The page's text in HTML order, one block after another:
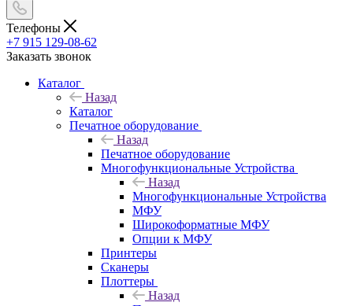
Телефоны
+7 915 129-08-62
Заказать звонок
Каталог
Назад
Каталог
Печатное оборудование
Назад
Печатное оборудование
Многофункциональные Устройства
Назад
Многофункциональные Устройства
МФУ
Широкоформатные МФУ
Опции к МФУ
Принтеры
Сканеры
Плоттеры
Назад